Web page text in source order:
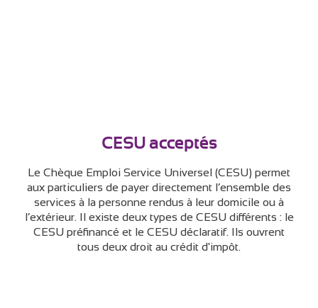
CESU acceptés
Le Chèque Emploi Service Universel (CESU) permet
aux particuliers de payer directement l’ensemble des
services à la personne rendus à leur domicile ou à
l’extérieur. Il existe deux types de CESU différents : le
CESU préfinancé et le CESU déclaratif. Ils ouvrent
tous deux droit au crédit d'impôt.